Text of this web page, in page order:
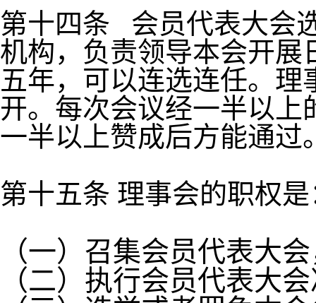
第十四条 会员代表大会
机构，负责领导本会开展
五年，可以连选连任。
开。每次会议经一半以
一半以上赞成后方能通过
第十五条 理事会的职权是
（一）召集会员代表大
（二）执行会员代表大